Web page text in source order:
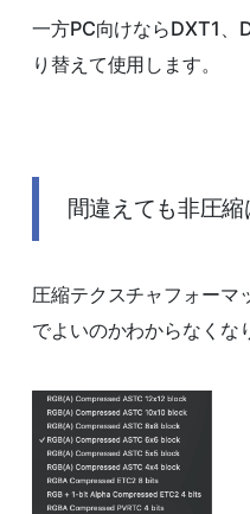
一方PC向けならDXT1、
り替えて使用します。
間違えても非圧
圧縮テクスチャフォーマ
でよいのかわからなくな